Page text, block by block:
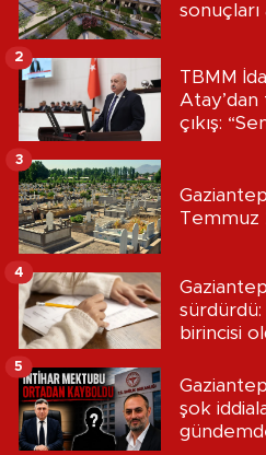
sonuçları
TBMM
çıkış:
2
Temmuz
3
Gaziantep
sürdürdü:
birincisi
4
şok
5